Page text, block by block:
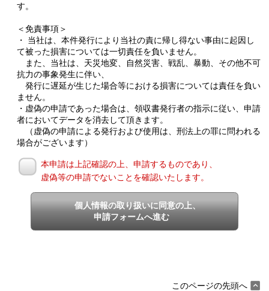
す。
＜免責事項＞
・ 当社は、本件発行により当社の責に帰し得ない事由に起因し
て被った損害については一切責任を負いません。
また、当社は、天災地変、自然災害、戦乱、暴動、その他不可
抗力の事象発生に伴い、
発行に遅延が生じた場合等における損害については責任を負い
ません。
・虚偽の申請であった場合は、領収書発行者の指示に従い、申請
者においてデータを消去して頂きます。
（虚偽の申請による発行および使用は、刑法上の罪に問われる
場合がございます）
本申請は上記確認の上、申請するものであり、
虚偽等の申請でないことを確認いたします。
個人情報の取り扱いに同意の上、
申請フォームへ進む
このページの先頭へ